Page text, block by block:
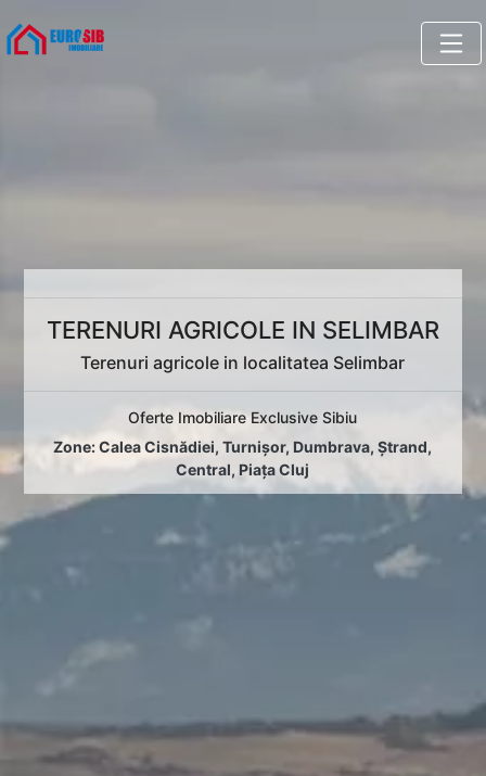
TERENURI AGRICOLE IN SELIMBAR
Terenuri agricole in localitatea Selimbar
Oferte Imobiliare Exclusive Sibiu
Zone:Calea Cisnădiei,Turnișor, Dumbrava,Ștrand,
Central,Piața Cluj